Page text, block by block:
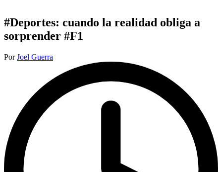
#Deportes: cuando la realidad obliga a
sorprender #F1
Publicado
PorJoel Guerra